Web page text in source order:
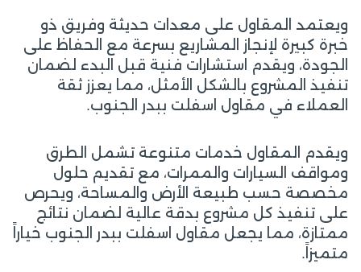
ويعتمد المقاول على معدات حديثة وفريق ذو
خبرة كبيرة لإنجاز المشاريع بسرعة مع الحفاظ على
الجودة، ويقدم استشارات فنية قبل البدء لضمان
تنفيذ المشروع بالشكل الأمثل، مما يعزز ثقة
العملاء في مقاول اسفلت ببدر الجنوب.
ويقدم المقاول خدمات متنوعة تشمل الطرق
ومواقف السيارات والممرات، مع تقديم حلول
مخصصة حسب طبيعة الأرض والمساحة، ويحرص
على تنفيذ كل مشروع بدقة عالية لضمان نتائج
ممتازة، مما يجعل مقاول اسفلت ببدر الجنوب خياراً
متميزاً.